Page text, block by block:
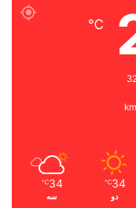
℃
34
℃
دو
34
℃
سه